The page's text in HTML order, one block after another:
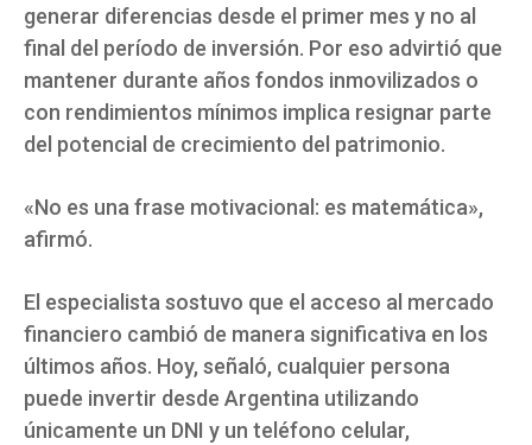
generar diferencias desde el primer mes y no al
final del período de inversión. Por eso advirtió que
mantener durante años fondos inmovilizados o
con rendimientos mínimos implica resignar parte
del potencial de crecimiento del patrimonio.
«No es una frase motivacional: es matemática»,
afirmó.
El especialista sostuvo que el acceso al mercado
financiero cambió de manera significativa en los
últimos años. Hoy, señaló, cualquier persona
puede invertir desde Argentina utilizando
únicamente un DNI y un teléfono celular,